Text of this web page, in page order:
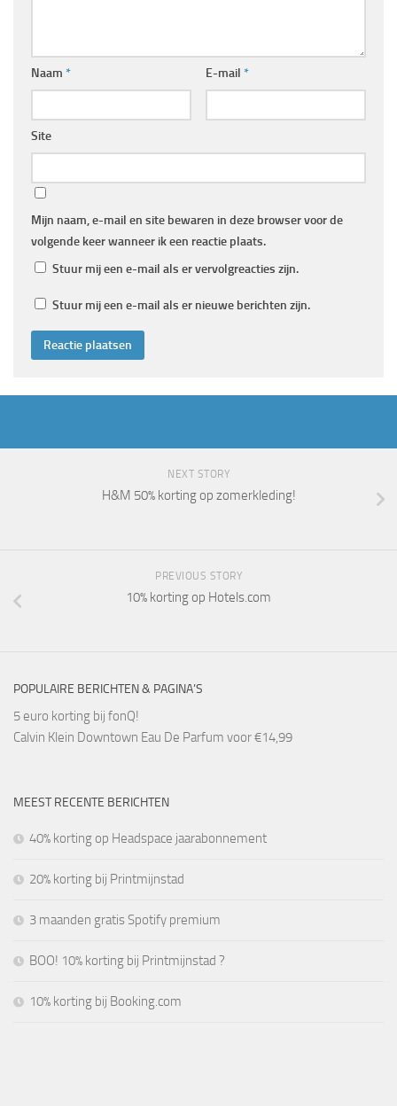
Naam * E-mail *
Site
Mijn naam, e-mail en site bewaren in deze browser voor de
volgende keer wanneer ik een reactie plaats.
Stuur mij een e-mail als er vervolgreacties zijn.
Stuur mij een e-mail als er nieuwe berichten zijn.
NEXT STORY
H&M 50% korting op zomerkleding!
PREVIOUS STORY
10% korting op Hotels.com
POPULAIRE BERICHTEN & PAGINA’S
5 euro korting bij fonQ!
Calvin Klein Downtown Eau De Parfum voor €14,99
MEEST RECENTE BERICHTEN
40% korting op Headspace jaarabonnement
20% korting bij Printmijnstad
3 maanden gratis Spotify premium
BOO! 10% korting bij Printmijnstad ?
10% korting bij Booking.com